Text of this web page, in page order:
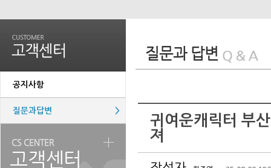
공지사항
질문과답변 >
귀여운캐릭터 부
져